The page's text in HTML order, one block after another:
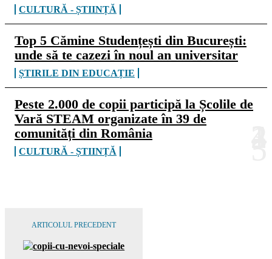
CULTURĂ - ȘTIINȚĂ
Top 5 Cămine Studențești din București:
unde să te cazezi în noul an universitar
ȘTIRILE DIN EDUCAȚIE
Peste 2.000 de copii participă la Școlile de
Vară STEAM organizate în 39 de
comunități din România
CULTURĂ - ȘTIINȚĂ
ARTICOLUL PRECEDENT